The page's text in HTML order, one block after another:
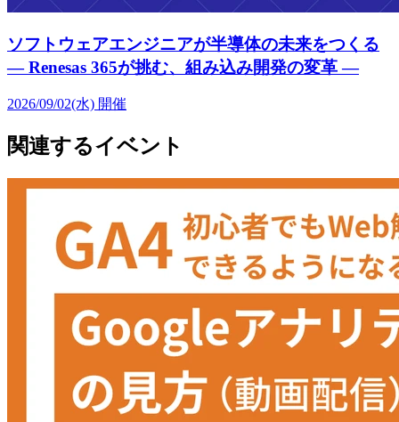
ソフトウェアエンジニアが半導体の未来をつくる
― Renesas 365が挑む、組み込み開発の変革 ―
2026/09/02(水) 開催
関連するイベント